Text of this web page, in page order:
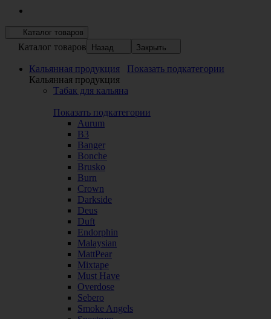
Каталог товаров
Каталог товаров Назад Закрыть
Кальянная продукция
Показать подкатегории
Кальянная продукция
Табак для кальяна
Показать подкатегории
Aurum
B3
Banger
Bonche
Brusko
Burn
Crown
Darkside
Deus
Duft
Endorphin
Malaysian
MattPear
Mixtape
Must Have
Overdose
Sebero
Smoke Angels